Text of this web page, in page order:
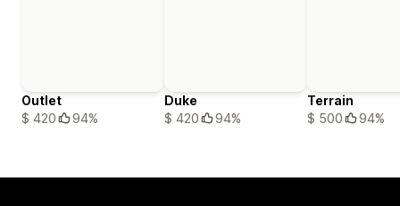
Outlet
$ 420
94%
Duke
$ 420
94%
Terrain
$ 500
94%